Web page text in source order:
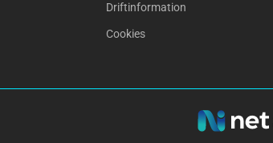
Driftinformation
Cookies